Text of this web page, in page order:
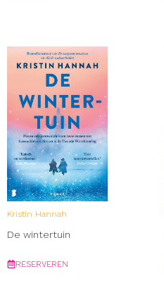
Kristin Hannah
De wintertuin
RESERVEREN